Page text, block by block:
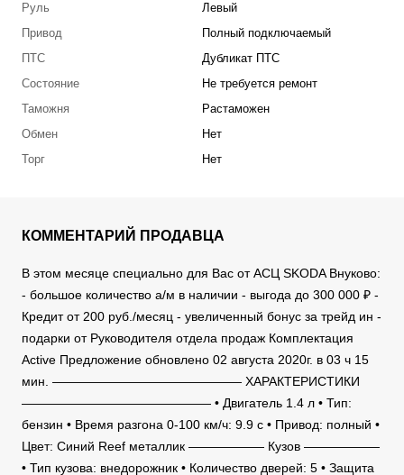
Руль
Левый
Привод
Полный подключаемый
ПТС
Дубликат ПТС
Состояние
Не требуется ремонт
Таможня
Растаможен
Обмен
Нет
Торг
Нет
КОММЕНТАРИЙ ПРОДАВЦА
В этом месяце специально для Вас от АСЦ SKODA Внуково:
- большое количество а/м в наличии - выгода до 300 000 ₽ -
Кредит от 200 руб./месяц - увеличенный бонус за трейд ин -
подарки от Руководителя отдела продаж Комплектация
Active Предложение обновлено 02 августа 2020г. в 03 ч 15
мин. ——————————————— ХАРАКТЕРИСТИКИ
——————————————— • Двигатель 1.4 л • Тип:
бензин • Время разгона 0-100 км/ч: 9.9 c • Привод: полный •
Цвет: Синий Reef металлик —————— Кузов ——————
• Тип кузова: внедорожник • Количество дверей: 5 • Защита